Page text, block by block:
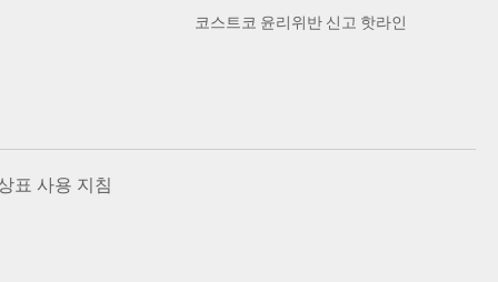
코스트코 윤리위반 신고 핫라인
표 사용 지침